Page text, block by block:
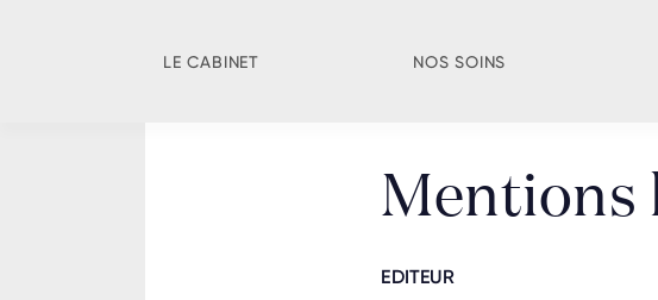
LE CABINET NOS SOINS
Mentions
EDITEUR